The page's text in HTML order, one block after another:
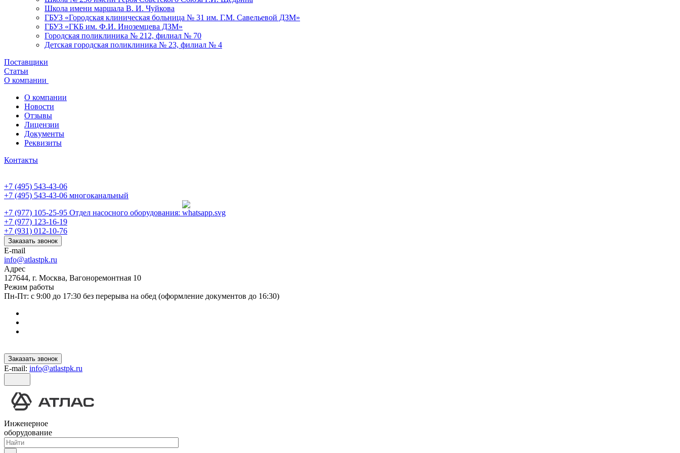
Школа имени маршала В. И. Чуйкова
ГБУЗ «Городская клиническая больница № 31 им. Г.М. Савельевой ДЗМ»
ГБУЗ «ГКБ им. Ф.И. Иноземцева ДЗМ»
Городская поликлиника № 212, филиал № 70
Детская городская поликлиника № 23, филиал № 4
Поставщики
Статьи
О компании
О компании
Новости
Отзывы
Лицензии
Документы
Реквизиты
Контакты
+7 (495) 543-43-06
+7 (495) 543-43-06 многоканальный
+7 (977) 105-25-95 Отдел насосного оборудования:
+7 (977) 123-16-19
+7 (931) 012-10-76
Заказать звонок
E-mail
info@atlastpk.ru
Адрес
127644, г. Москва, Вагоноремонтная 10
Режим работы
Пн-Пт: с 9:00 до 17:30 без перерыва на обед (оформление документов до 16:30)
Заказать звонок
E-mail: info@atlastpk.ru
Инженерное
оборудование